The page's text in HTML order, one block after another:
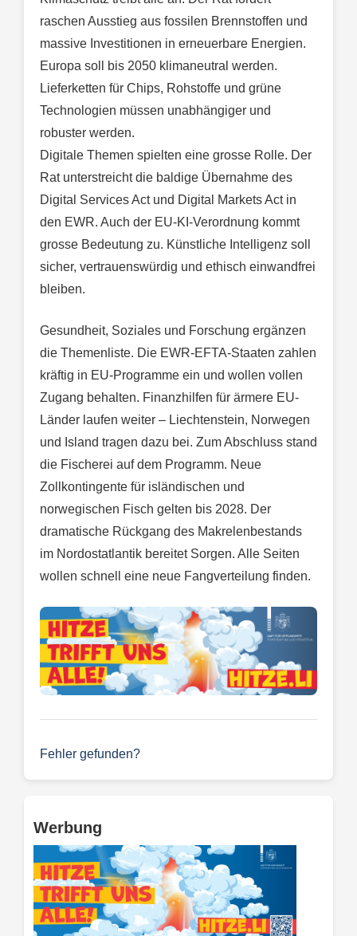
raschen Ausstieg aus fossilen Brennstoffen und
massive Investitionen in erneuerbare Energien.
Europa soll bis 2050 klimaneutral werden.
Lieferketten für Chips, Rohstoffe und grüne
Technologien müssen unabhängiger und
robuster werden.
Digitale Themen spielten eine grosse Rolle. Der
Rat unterstreicht die baldige Übernahme des
Digital Services Act und Digital Markets Act in
den EWR. Auch der EU-KI-Verordnung kommt
grosse Bedeutung zu. Künstliche Intelligenz soll
sicher, vertrauenswürdig und ethisch einwandfrei
bleiben.
Gesundheit, Soziales und Forschung ergänzen
die Themenliste. Die EWR-EFTA-Staaten zahlen
kräftig in EU-Programme ein und wollen vollen
Zugang behalten. Finanzhilfen für ärmere EU-
Länder laufen weiter – Liechtenstein, Norwegen
und Island tragen dazu bei. Zum Abschluss stand
die Fischerei auf dem Programm. Neue
Zollkontingente für isländischen und
norwegischen Fisch gelten bis 2028. Der
dramatische Rückgang des Makrelenbestands
im Nordostatlantik bereitet Sorgen. Alle Seiten
wollen schnell eine neue Fangverteilung finden.
Fehler gefunden?
Werbung